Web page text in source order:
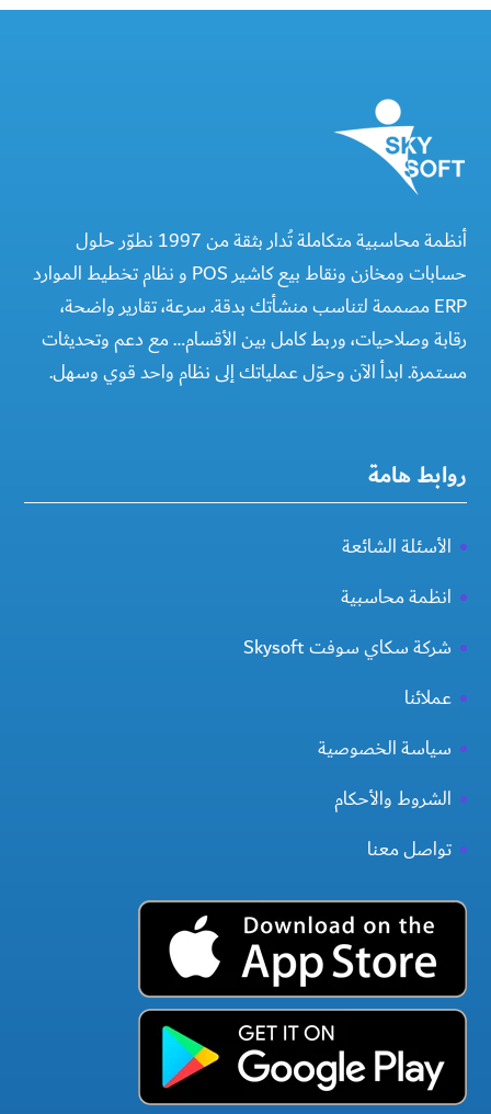
أنظمة محاسبية متكاملة تُدار بثقة من 1997 نطوّر حلول
حسابات ومخازن ونقاط بيع كاشير POS و نظام تخطيط الموارد
ERP مصممة لتناسب منشأتك بدقة. سرعة، تقارير واضحة،
رقابة وصلاحيات، وربط كامل بين الأقسام… مع دعم وتحديثات
مستمرة. ابدأ الآن وحوّل عملياتك إلى نظام واحد قوي وسهل.
روابط هامة
الأسئلة الشائعة
انظمة محاسبية
شركة سكاي سوفت Skysoft
عملائنا
سياسة الخصوصية
الشروط والأحكام
تواصل معنا